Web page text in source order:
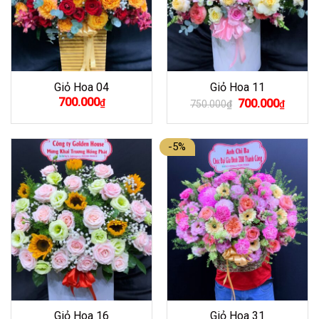
Giỏ Hoa 04
700.000₫
Giỏ Hoa 11
750.000₫ Giá
là:
750.000₫.
700.000₫Giá
hiện
tại
là:
Giỏ Hoa 16
-5%
Giỏ Hoa 31